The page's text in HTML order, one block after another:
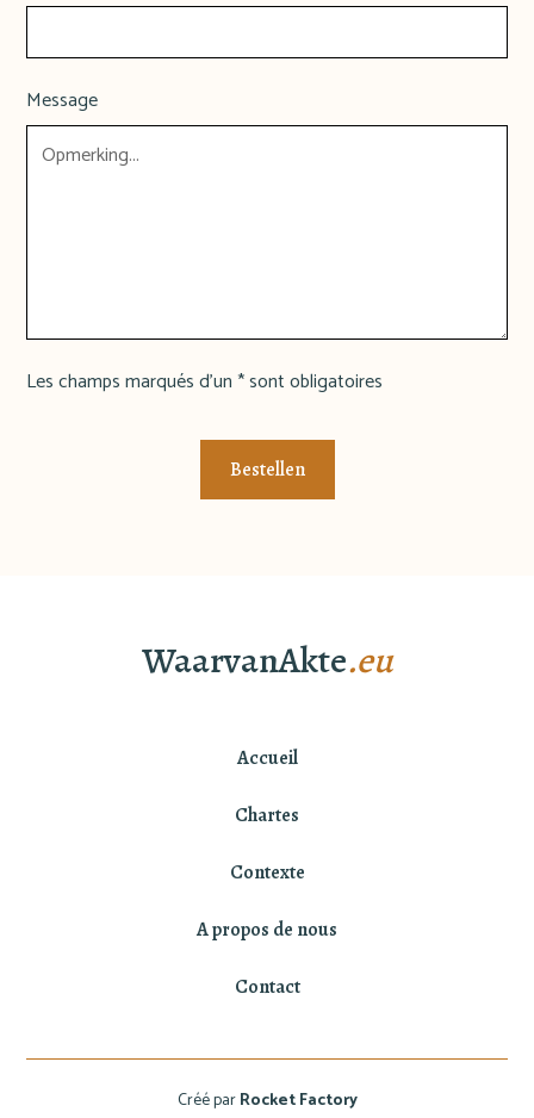
Message
Les champs marqués d'un * sont obligatoires
WaarvanAkte.eu
Accueil
Chartes
Contexte
A propos de nous
Contact
Créé parRocket Factory